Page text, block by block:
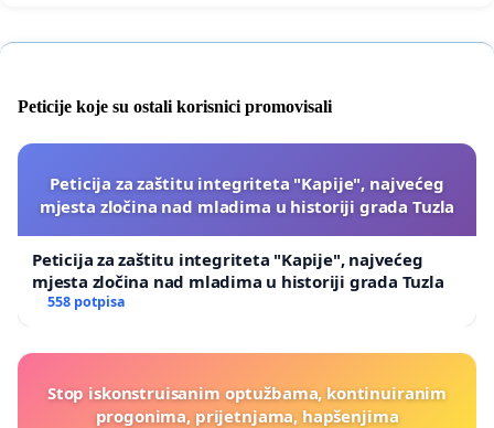
Peticije koje su ostali korisnici promovisali
Peticija za zaštitu integriteta "Kapije", najvećeg
mjesta zločina nad mladima u historiji grada Tuzla
Peticija za zaštitu integriteta "Kapije", najvećeg
mjesta zločina nad mladima u historiji grada Tuzla
558 potpisa
Stop iskonstruisanim optužbama, kontinuiranim
progonima, prijetnjama, hapšenjima